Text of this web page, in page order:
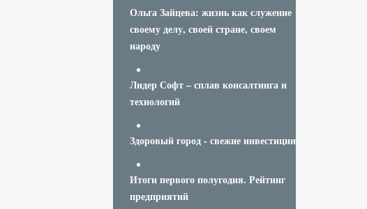
Ольга Зайцева: жизнь как служение
своему делу, своей стране, своем
народу
Лидер Софт – сплав консалтинга и
технологий
Здоровый город - свежие инвестиции
Итоги первого полугодия. Рейтинг
предприятий